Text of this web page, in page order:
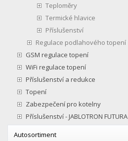
Teploměry
Termické hlavice
Příslušenství
Regulace podlahového topení
GSM regulace topení
WiFi regulace topení
Příslušenství a redukce
Topení
Zabezpečení pro kotelny
Příslušenství - JABLOTRON FUTURA
Autosortiment